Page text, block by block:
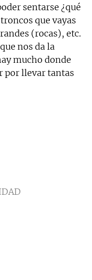
sentarse ¿qué
que vayas
(rocas), etc.
nos da la
mucho donde
por llevar tantas